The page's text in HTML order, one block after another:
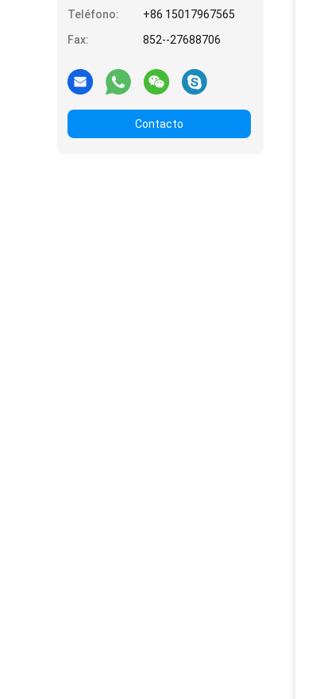
Teléfono:
+86 15017967565
Fax:
852--27688706
Contacto